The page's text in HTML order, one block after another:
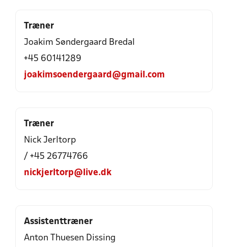
Træner
Joakim Søndergaard Bredal
+45 60141289
joakimsoendergaard@gmail.com
Træner
Nick Jerltorp
/ +45 26774766
nickjerltorp@live.dk
Assistenttræner
Anton Thuesen Dissing